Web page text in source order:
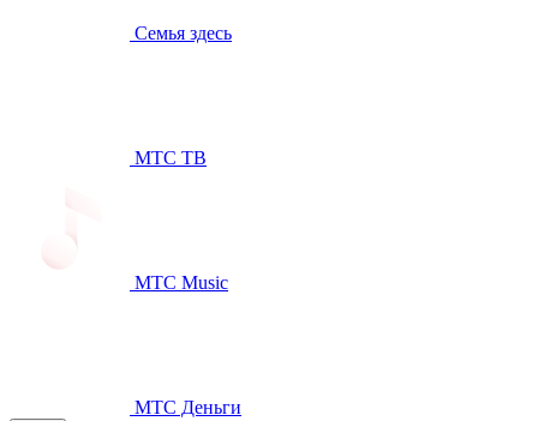
Семья здесь
МТС ТВ
МТС Music
МТС Деньги